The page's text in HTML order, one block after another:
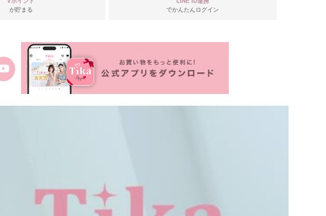
が貯まる
でかんたんログイン